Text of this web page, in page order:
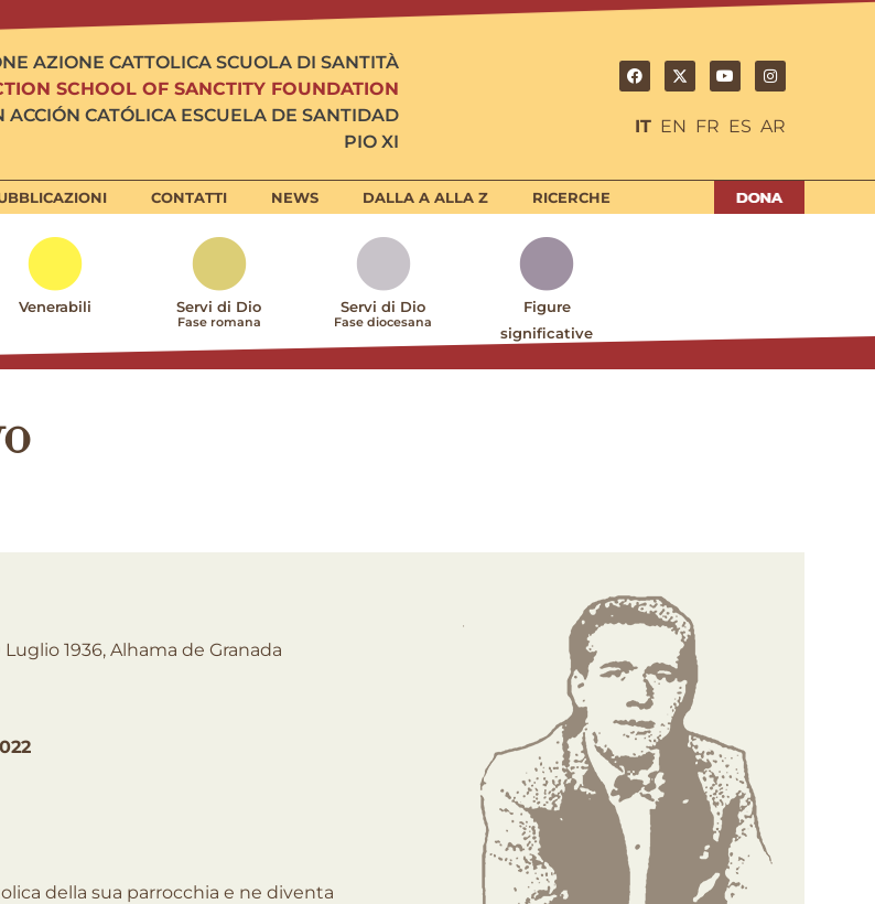
AZIONE CATTOLICA SCUOLA DI SANTITÀ
SCHOOL OF SANCTITY FOUNDATION
ACCIÓN CATÓLICA ESCUELA DE SANTIDAD
PIO XI
IT EN FR ES AR
CONTATTI NEWS DALLA A ALLA Z RICERCHE
Venerabili Servi di Dio
Fase romana
Servi di Dio
Fase diocesana
Figure
significative
Luglio 1936, Alhama de Granada
della sua parrocchia e ne diventa